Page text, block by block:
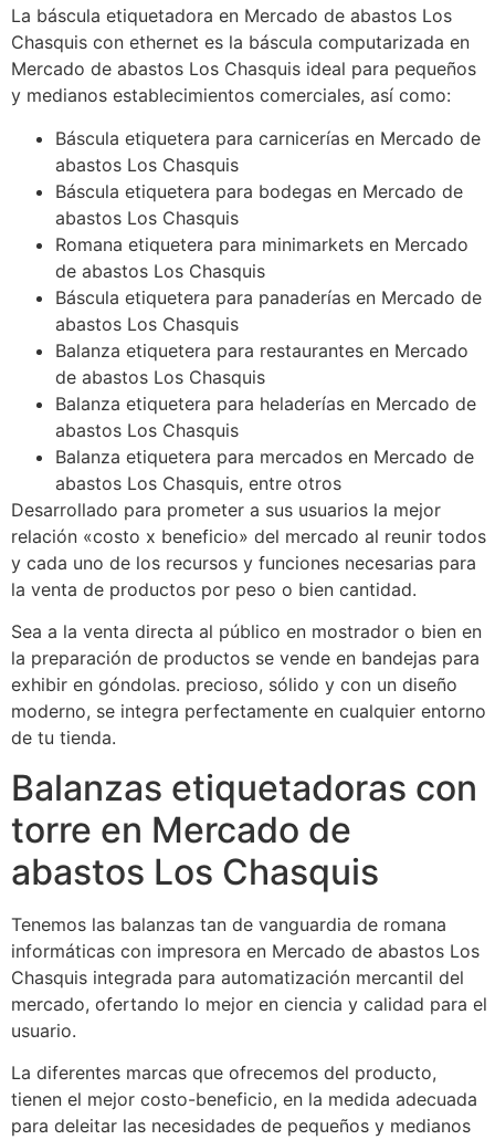
La báscula etiquetadora en Mercado de abastos Los
Chasquis con ethernet es la báscula computarizada en
Mercado de abastos Los Chasquis ideal para pequeños
y medianos establecimientos comerciales, así como:
Báscula etiquetera para carnicerías en Mercado de
abastos Los Chasquis
Báscula etiquetera para bodegas en Mercado de
abastos Los Chasquis
Romana etiquetera para minimarkets en Mercado
de abastos Los Chasquis
Báscula etiquetera para panaderías en Mercado de
abastos Los Chasquis
Balanza etiquetera para restaurantes en Mercado
de abastos Los Chasquis
Balanza etiquetera para heladerías en Mercado de
abastos Los Chasquis
Balanza etiquetera para mercados en Mercado de
abastos Los Chasquis, entre otros
Desarrollado para prometer a sus usuarios la mejor
relación «costo x beneficio» del mercado al reunir todos
y cada uno de los recursos y funciones necesarias para
la venta de productos por peso o bien cantidad.
Sea a la venta directa al público en mostrador o bien en
la preparación de productos se vende en bandejas para
exhibir en góndolas. precioso, sólido y con un diseño
moderno, se integra perfectamente en cualquier entorno
de tu tienda.
Balanzas etiquetadoras con
torre en Mercado de
abastos Los Chasquis
Tenemos las balanzas tan de vanguardia de romana
informáticas con impresora en Mercado de abastos Los
Chasquis integrada para automatización mercantil del
mercado, ofertando lo mejor en ciencia y calidad para el
usuario.
La diferentes marcas que ofrecemos del producto,
tienen el mejor costo-beneficio, en la medida adecuada
para deleitar las necesidades de pequeños y medianos